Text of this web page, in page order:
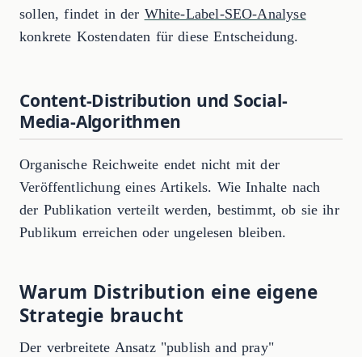
sollen, findet in der White-Label-SEO-Analyse
konkrete Kostendaten für diese Entscheidung.
Content-Distribution und Social-
Media-Algorithmen
Organische Reichweite endet nicht mit der
Veröffentlichung eines Artikels. Wie Inhalte nach
der Publikation verteilt werden, bestimmt, ob sie ihr
Publikum erreichen oder ungelesen bleiben.
Warum Distribution eine eigene
Strategie braucht
Der verbreitete Ansatz "publish and pray"